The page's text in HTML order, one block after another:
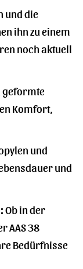
und die
ihn zu einem
noch aktuell
Komfort,
und
und
Ob in der
AAS 38
Bedürfnisse